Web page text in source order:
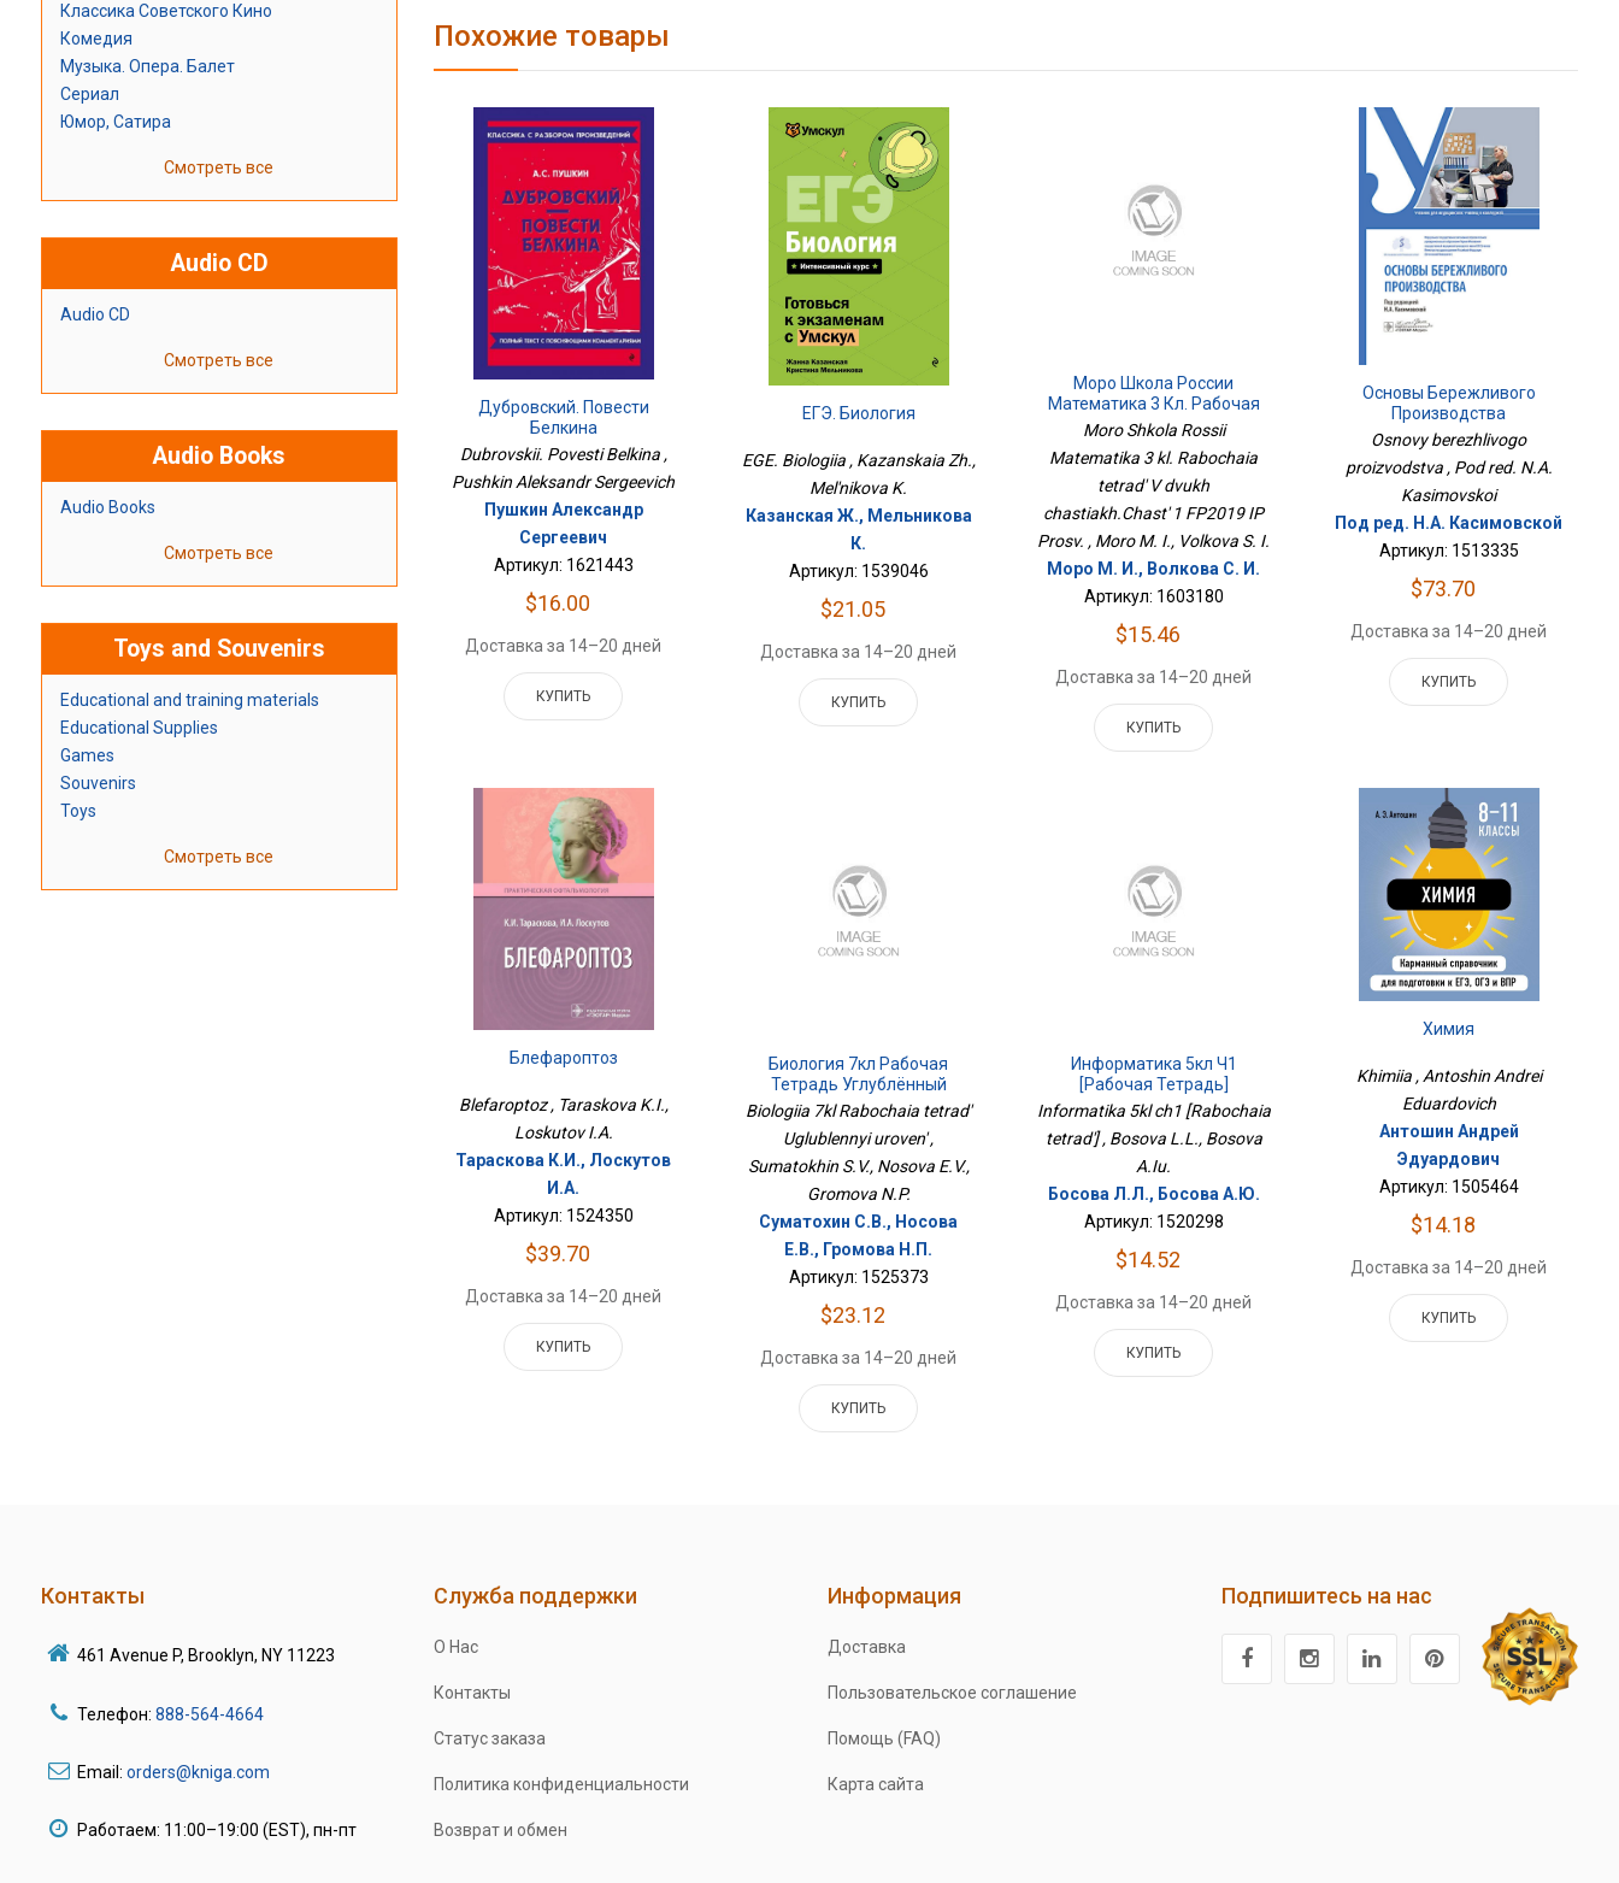
Классика Советского Кино
Комедия
Музыка. Опера. Балет
Сериал
Юмор, Сатира
Смотреть все
Audio CD
Audio CD
Смотреть все
Audio Books
Audio Books
Смотреть все
Toys and Souvenirs
Educational and training materials
Educational Supplies
Games
Souvenirs
Toys
Смотреть все
Похожие товары
Дубровский. Повести
Белкина
Dubrovskii. Povesti Belkina ,
Pushkin Aleksandr Sergeevich
Пушкин Александр
Сергеевич
Артикул: 1621443
$16.00
Доставка за 14–20 дней
КУПИТЬ
ЕГЭ. Биология
EGE. Biologiia , Kazanskaia Zh.,
Mel'nikova K.
Казанская Ж., Мельникова
К.
Артикул: 1539046
$21.05
Доставка за 14–20 дней
КУПИТЬ
Моро Школа России
Математика 3 Кл. Рабочая
Тетрадь В Двух
Просв.
Moro Shkola Rossii
Matematika 3 kl. Rabochaia
tetrad' V dvukh
chastiakh.Chast' 1 FP2019 IP
Prosv. , Moro M. I., Volkova S. I.
Моро М. И., Волкова С. И.
Артикул: 1603180
$15.46
Доставка за 14–20 дней
КУПИТЬ
Основы Бережливого
Производства
Osnovy berezhlivogo
proizvodstva , Pod red. N.A.
Kasimovskoi
Под ред. Н.А. Касимовской
Артикул: 1513335
$73.70
Доставка за 14–20 дней
КУПИТЬ
Блефароптоз
Blefaroptoz , Taraskova K.I.,
Loskutov I.A.
Тараскова К.И., Лоскутов
И.А.
Артикул: 1524350
$39.70
Доставка за 14–20 дней
КУПИТЬ
Биология 7кл Рабочая
Тетрадь Углублённый
Уровень
Biologiia 7kl Rabochaia tetrad'
Uglublennyi uroven' ,
Sumatokhin S.V., Nosova E.V.,
Gromova N.P.
Суматохин С.В., Носова
Е.В., Громова Н.П.
Артикул: 1525373
$23.12
Доставка за 14–20 дней
КУПИТЬ
Информатика 5кл Ч1
[Рабочая Тетрадь]
Informatika 5kl ch1 [Rabochaia
tetrad'] , Bosova L.L., Bosova
A.Iu.
Босова Л.Л., Босова А.Ю.
Артикул: 1520298
$14.52
Доставка за 14–20 дней
КУПИТЬ
Химия
Khimiia , Antoshin Andrei
Eduardovich
Антошин Андрей
Эдуардович
Артикул: 1505464
$14.18
Доставка за 14–20 дней
КУПИТЬ
Контакты
461 Avenue P, Brooklyn, NY 11223
Телефон: 888-564-4664
Email: orders@kniga.com
Работаем: 11:00–19:00 (EST), пн-пт
Служба поддержки
О Нас
Контакты
Статус заказа
Политика конфиденциальности
Возврат и обмен
Информация
Доставка
Пользовательское соглашение
Помощь (FAQ)
Карта сайта
Подпишитесь на нас